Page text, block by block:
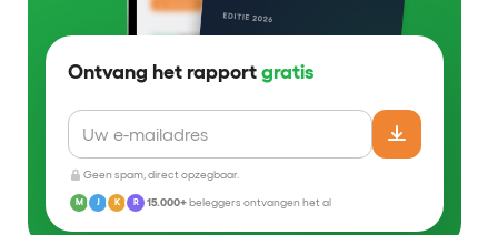
Ontvang het rapport gratis
Geen spam, direct opzegbaar.
M J K R 15.000+beleggers ontvangen het al